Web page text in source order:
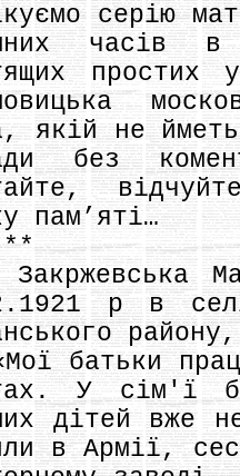
серію
часів в
простих
якій не
без
пам’яті…
р в
батьки
У сім'ї
дітей вже
в Армії,